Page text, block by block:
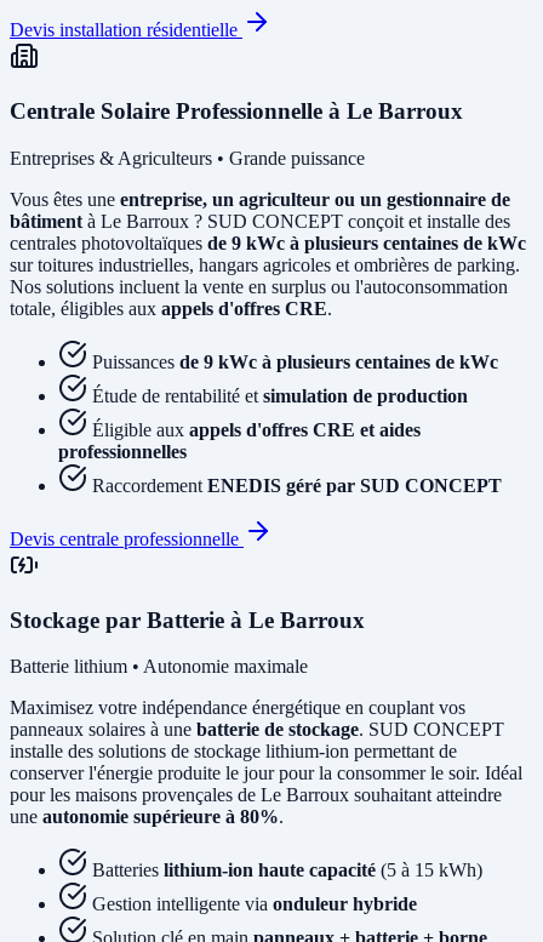
Devis installation résidentielle
Centrale Solaire Professionnelle à Le Barroux
Entreprises & Agriculteurs • Grande puissance
Vous êtes une entreprise, un agriculteur ou un gestionnaire de
bâtiment à Le Barroux ? SUD CONCEPT conçoit et installe des
centrales photovoltaïques de 9 kWc à plusieurs centaines de kWc
sur toitures industrielles, hangars agricoles et ombrières de parking.
Nos solutions incluent la vente en surplus ou l'autoconsommation
totale, éligibles aux appels d'offres CRE.
Puissances de 9 kWc à plusieurs centaines de kWc
Étude de rentabilité et simulation de production
Éligible aux appels d'offres CRE et aides
professionnelles
Raccordement ENEDIS géré par SUD CONCEPT
Devis centrale professionnelle
Stockage par Batterie à Le Barroux
Batterie lithium • Autonomie maximale
Maximisez votre indépendance énergétique en couplant vos
panneaux solaires à une batterie de stockage. SUD CONCEPT
installe des solutions de stockage lithium-ion permettant de
conserver l'énergie produite le jour pour la consommer le soir. Idéal
pour les maisons provençales de Le Barroux souhaitant atteindre
une autonomie supérieure à 80%.
Batteries lithium-ion haute capacité (5 à 15 kWh)
Gestion intelligente via onduleur hybride